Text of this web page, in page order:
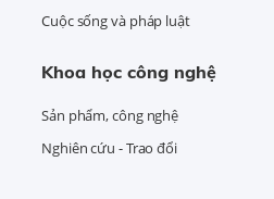
Cuộc sống và pháp luật
Khoa học công nghệ
Sản phẩm, công nghệ
Nghiên cứu - Trao đổi